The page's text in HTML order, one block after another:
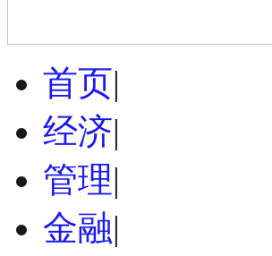
首页|
经济|
管理|
金融|